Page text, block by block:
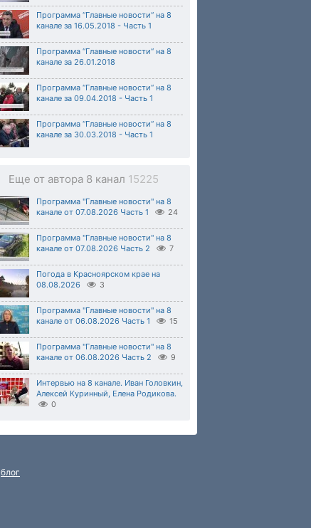
Программа “Главные новости“ на 8
канале за 16.05.2018 - Часть 1
Программа “Главные новости“ на 8
канале за 26.01.2018
Программа “Главные новости“ на 8
канале за 09.04.2018 - Часть 1
Программа “Главные новости“ на 8
канале за 30.03.2018 - Часть 1
Еще от автора 8 канал 15225
Программа "Главные новости" на 8
канале от 07.08.2026 Часть 1
24
Программа "Главные новости" на 8
канале от 07.08.2026 Часть 2
7
Погода в Красноярском крае на
08.08.2026
3
Программа "Главные новости" на 8
канале от 06.08.2026 Часть 1
15
Программа "Главные новости" на 8
канале от 06.08.2026 Часть 2
9
Интервью на 8 канале. Иван Головкин,
Алексей Куринный, Елена Родикова.
0
блог